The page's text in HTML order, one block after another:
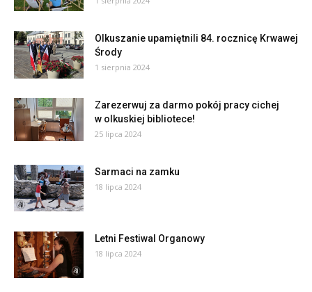
Olkuszanie upamiętnili 84. rocznicę Krwawej
Środy
1 sierpnia 2024
Zarezerwuj za darmo pokój pracy cichej
w olkuskiej bibliotece!
25 lipca 2024
Sarmaci na zamku
18 lipca 2024
Letni Festiwal Organowy
18 lipca 2024